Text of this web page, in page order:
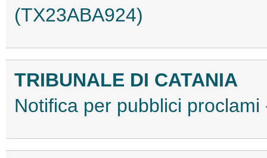
(TX23ABA924)
TRIBUNALE DI CATANIA
Notifica per pubblici